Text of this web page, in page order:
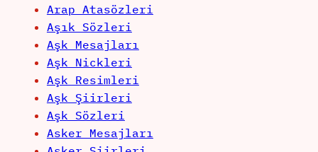
Arap Atasözleri
Aşık Sözleri
Aşk Mesajları
Aşk Nickleri
Aşk Resimleri
Aşk Şiirleri
Aşk Sözleri
Asker Mesajları